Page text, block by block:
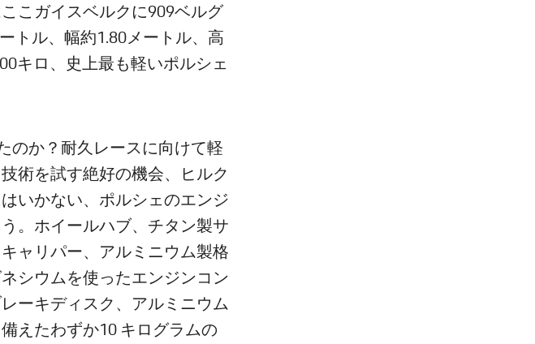
こガイスベルクに909ベルグ
トル、幅約1.80メートル、高
キロ、史上最も軽いポルシェ
のか？耐久レースに向けて軽
術を試す絶好の機会、ヒルク
いかない、ポルシェのエンジ
。ホイールハブ、チタン製サ
ャリパー、アルミニウム製格
シウムを使ったエンジンコン
ーキディスク、アルミニウム
えたわずか10 キログラムの